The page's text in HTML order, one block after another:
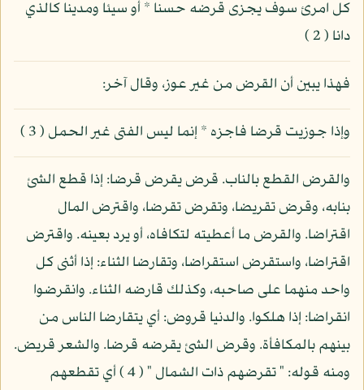
كل امرئ سوف يجزى قرضه حسنا * أو سيئا ومدينا كالذي
دانا ( 2 )
فهذا يبين أن القرض من غير عوز، وقال آخر:
وإذا جوزيت قرضا فاجزه * إنما ليس الفتى غير الحمل ( 3 )
والقرض القطع بالناب. قرض يقرض قرضا: إذا قطع الشئ
بنابه، وقرض تقريضا، وتقرض تقرضا، واقترض المال
اقتراضا. والقرض ما أعطيته لتكافاه، أو يرد بعينه. واقترض
اقتراضا، واستقرض استقراضا، وتقارضا الثناء: إذا أثنى كل
واحد منهما على صاحبه، وكذلك قارضه الثناء. وانقرضوا
انقراضا: إذا هلكوا. والدنيا قروض: أي يتقارضا الناس من
بينهم بالمكافأة. وقرض الشئ يقرضه قرضا. والشعر قريض.
ومنه قوله: " تقرضهم ذات الشمال " ( 4 ) أي تقطعهم